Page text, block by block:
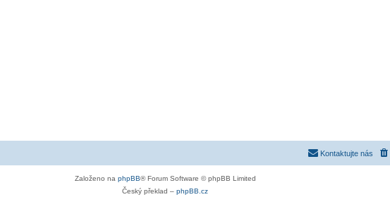
Kontaktujte nás
Založeno na phpBB® Forum Software © phpBB Limited
Český překlad – phpBB.cz